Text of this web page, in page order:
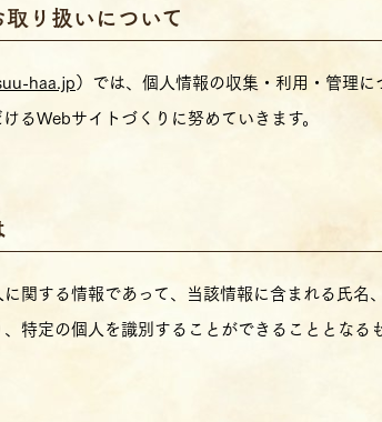
り扱いについて
haa.jp）では、個人情報の収集・利用・管理に
るWebサイトづくりに努めていきます。
関する情報であって、当該情報に含まれる氏
特定の個人を識別することができることとな